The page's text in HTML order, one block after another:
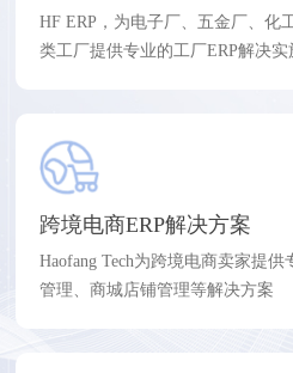
HF ERP，为电子厂、五金厂、化
类工厂提供专业的工厂ERP解决实
跨境电商ERP解决方案
Haofang Tech为跨境电商卖家提
管理、商城店铺管理等解决方案